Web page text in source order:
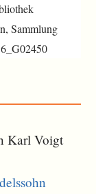
Sammlung
Karl Voigt